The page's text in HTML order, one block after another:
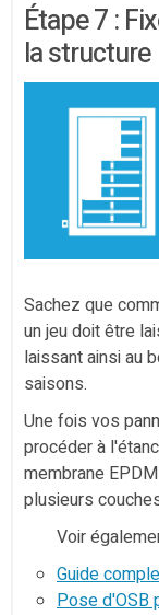
Étape 7 :
la structure
Sachez que
un jeu doit être
laissant ainsi au
saisons.
Une fois vos
procéder à
membrane
plusieurs
Voir
Guide
Pose d'OSB